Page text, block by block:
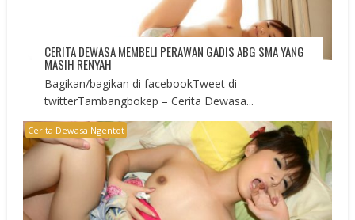
CERITA DEWASA MEMBELI PERAWAN GADIS ABG SMA YANG
MASIH RENYAH
Bagikan/bagikan di facebookTweet di
twitterTambangbokep – Cerita Dewasa...
Cerita Dewasa Ngentot